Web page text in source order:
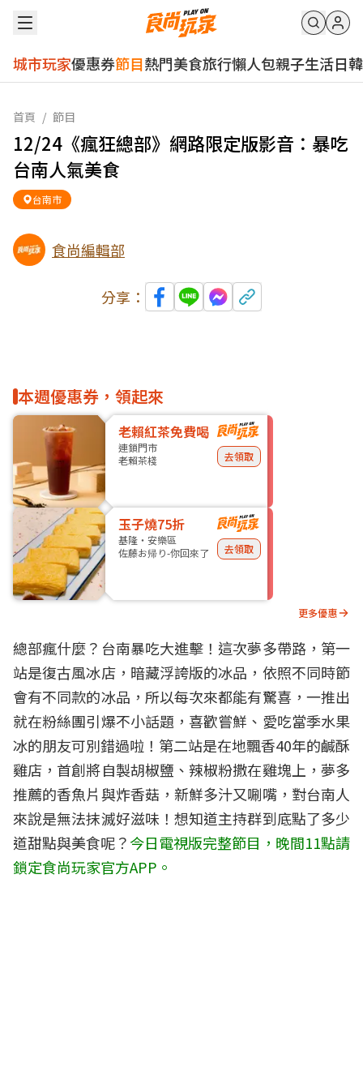
城市玩家優惠券節目熱門美食旅行懶人包親子生活日韓
首頁 / 節目
12/24《瘋狂總部》網路限定版影音：暴吃
台南人氣美食
台南市
食尚編輯部
分享：
本週優惠券，領起來
老賴紅茶免費喝
連鎖門市
老賴茶棧
去領取
玉子燒75折
基隆・安樂區
佐藤お帰り-你回來了
去領取
更多優惠
總部瘋什麼？台南暴吃大進擊！這次夢多帶路，第一
站是復古風冰店，暗藏浮誇版的冰品，依照不同時節
會有不同款的冰品，所以每次來都能有驚喜，一推出
就在粉絲團引爆不小話題，喜歡嘗鮮、愛吃當季水果
冰的朋友可別錯過啦！第二站是在地飄香40年的鹹酥
雞店，首創將自製胡椒鹽、辣椒粉撒在雞塊上，夢多
推薦的香魚片與炸香菇，新鮮多汁又唰嘴，對台南人
來說是無法抹滅好滋味！想知道主持群到底點了多少
道甜點與美食呢？今日電視版完整節目，晚間11點請
鎖定食尚玩家官方APP。